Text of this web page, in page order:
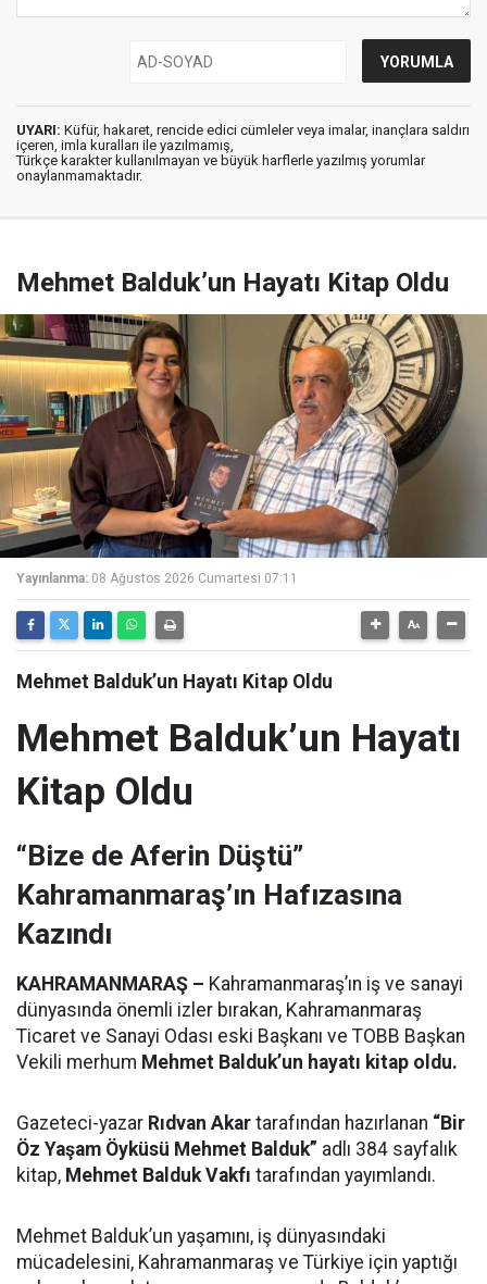
UYARI: Küfür, hakaret, rencide edici cümleler veya imalar, inançlara saldırı
içeren, imla kuralları ile yazılmamış,
Türkçe karakter kullanılmayan ve büyük harflerle yazılmış yorumlar
onaylanmamaktadır.
Mehmet Balduk’un Hayatı Kitap Oldu
Yayınlanma: 08 Ağustos 2026 Cumartesi 07:11
Mehmet Balduk’un Hayatı Kitap Oldu
Mehmet Balduk’un Hayatı
Kitap Oldu
“Bize de Aferin Düştü”
Kahramanmaraş’ın Hafızasına
Kazındı
KAHRAMANMARAŞ – Kahramanmaraş’ın iş ve sanayi
dünyasında önemli izler bırakan, Kahramanmaraş
Ticaret ve Sanayi Odası eski Başkanı ve TOBB Başkan
Vekili merhum Mehmet Balduk’un hayatı kitap oldu.
Gazeteci-yazar Rıdvan Akar tarafından hazırlanan “Bir
Öz Yaşam Öyküsü Mehmet Balduk” adlı 384 sayfalık
kitap, Mehmet Balduk Vakfı tarafından yayımlandı.
Mehmet Balduk’un yaşamını, iş dünyasındaki
mücadelesini, Kahramanmaraş ve Türkiye için yaptığı